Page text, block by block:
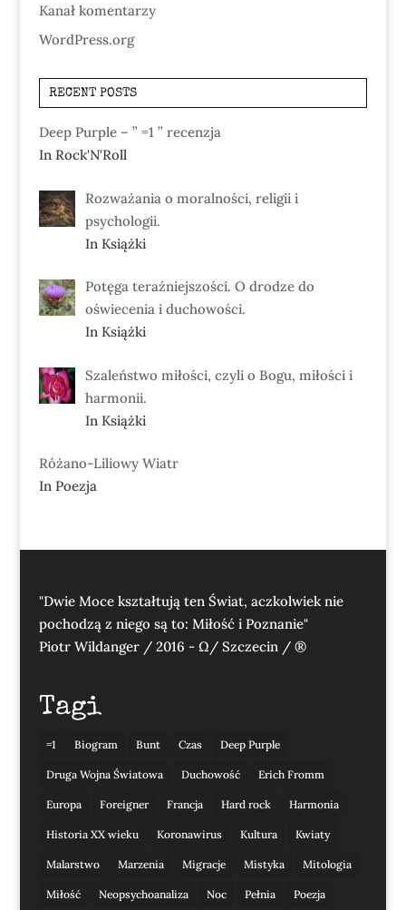
Kanał komentarzy
WordPress.org
RECENT POSTS
Deep Purple – ” =1 ” recenzja
In Rock'N'Roll
Rozważania o moralności, religii i
psychologii.
In Książki
Potęga teraźniejszości. O drodze do
oświecenia i duchowości.
In Książki
Szaleństwo miłości, czyli o Bogu, miłości i
harmonii.
In Książki
Różano-Liliowy Wiatr
In Poezja
"Dwie Moce kształtują ten Świat, aczkolwiek nie
pochodzą z niego są to: Miłość i Poznanie"
Piotr Wildanger / 2016 - Ω/ Szczecin / ®
Tagi
=1 Biogram Bunt Czas Deep Purple
Druga Wojna Światowa Duchowość Erich Fromm
Europa Foreigner Francja Hard rock Harmonia
Historia XX wieku Koronawirus Kultura Kwiaty
Malarstwo Marzenia Migracje Mistyka Mitologia
Miłość Neopsychoanaliza Noc Pełnia Poezja